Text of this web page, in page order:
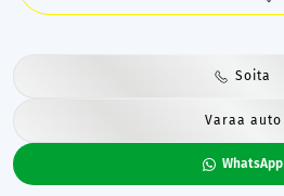
Soita
Varaa auto
WhatsApp